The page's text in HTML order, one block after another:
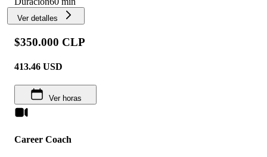
Ver detalles
$350.000 CLP
413.46 USD
Ver horas
Career Coach